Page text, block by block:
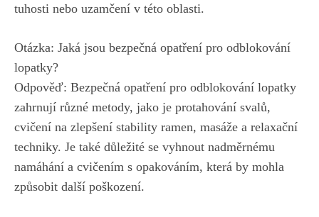
tuhosti nebo uzamčení v této oblasti.
Otázka: Jaká jsou bezpečná opatření pro odblokování
lopatky?
Odpověď: Bezpečná opatření pro odblokování lopatky
zahrnují různé metody, jako je protahování svalů,
cvičení na zlepšení stability ramen, masáže a relaxační
techniky. Je také důležité se vyhnout nadměrnému
namáhání a cvičením s opakováním, která by mohla
způsobit další poškození.